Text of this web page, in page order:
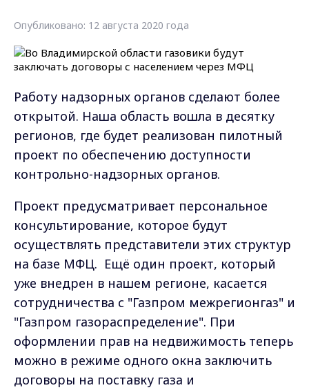
Опубликовано: 12 августа 2020 года
Работу надзорных органов сделают более
открытой. Наша область вошла в десятку
регионов, где будет реализован пилотный
проект по обеспечению доступности
контрольно-надзорных органов.
Проект предусматривает персональное
консультирование, которое будут
осуществлять представители этих структур
на базе МФЦ. Ещё один проект, который
уже внедрен в нашем регионе, касается
сотрудничества с "Газпром межрегионгаз" и
"Газпром газораспределение". При
оформлении прав на недвижимость теперь
можно в режиме одного окна заключить
договоры на поставку газа и